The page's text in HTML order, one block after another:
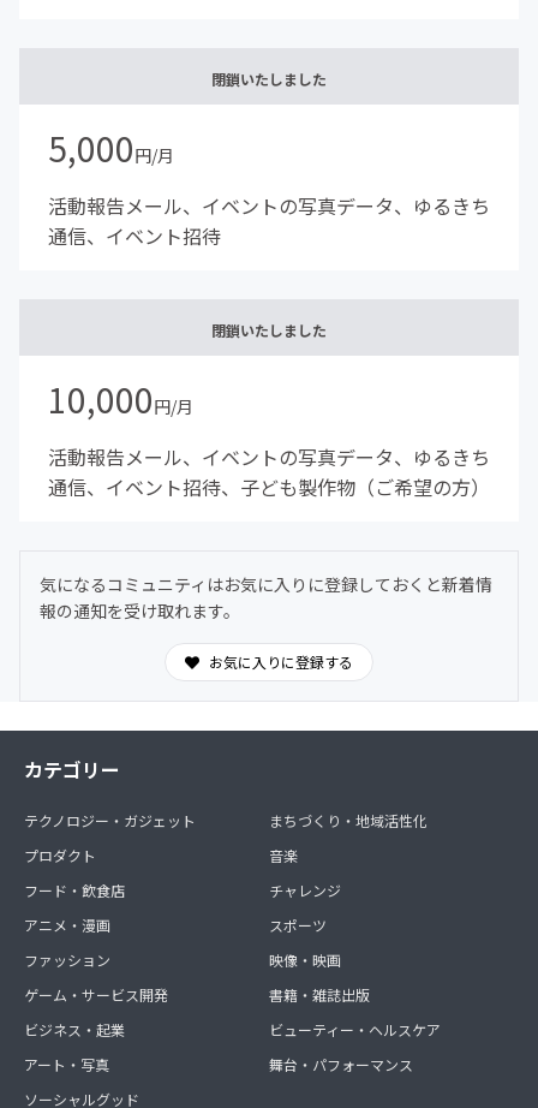
閉鎖いたしました
5,000円/月
活動報告メール、イベントの写真データ、ゆるきち
通信、イベント招待
閉鎖いたしました
10,000円/月
活動報告メール、イベントの写真データ、ゆるきち
通信、イベント招待、子ども製作物（ご希望の方）
気になるコミュニティはお気に入りに登録しておくと新着情
報の通知を受け取れます。
お気に入りに登録する
カテゴリー
テクノロジー・ガジェット
プロダクト
フード・飲食店
アニメ・漫画
ファッション
ゲーム・サービス開発
ビジネス・起業
アート・写真
ソーシャルグッド
まちづくり・地域活性化
音楽
チャレンジ
スポーツ
映像・映画
書籍・雑誌出版
ビューティー・ヘルスケア
舞台・パフォーマンス